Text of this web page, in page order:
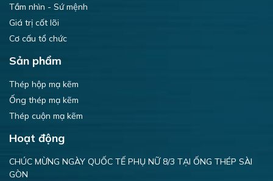
Tầm nhìn - Sứ mệnh
Giá trị cốt lõi
Cơ cấu tổ chức
Sản phẩm
Thép hộp mạ kẽm
Ống thép mạ kẽm
Thép cuộn mạ kẽm
Hoạt động
CHÚC MỪNG NGÀY QUỐC TẾ PHỤ NỮ 8/3 TẠI ỐNG THÉP SÀI
GÒN